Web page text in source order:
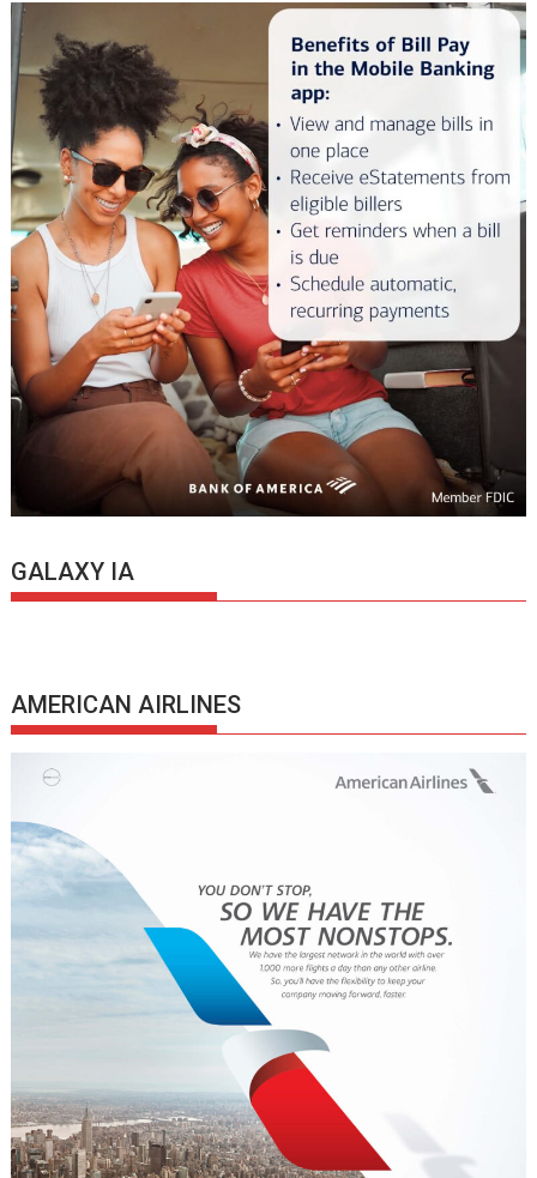
GALAXY IA
AMERICAN AIRLINES